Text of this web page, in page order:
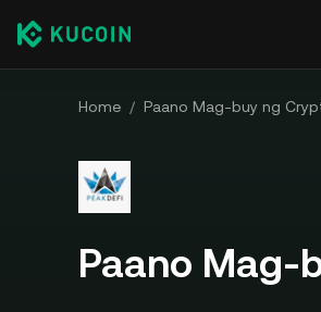
Home / Paano Mag-buy ng
Paano Mag-